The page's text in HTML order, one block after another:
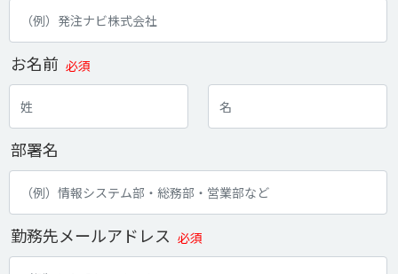
お名前 必須
部署名
勤務先メールアドレス 必須